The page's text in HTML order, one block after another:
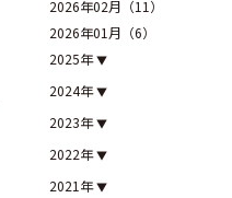
2026年02月（11）
2026年01月（6）
2025年
2024年
2023年
2022年
2021年